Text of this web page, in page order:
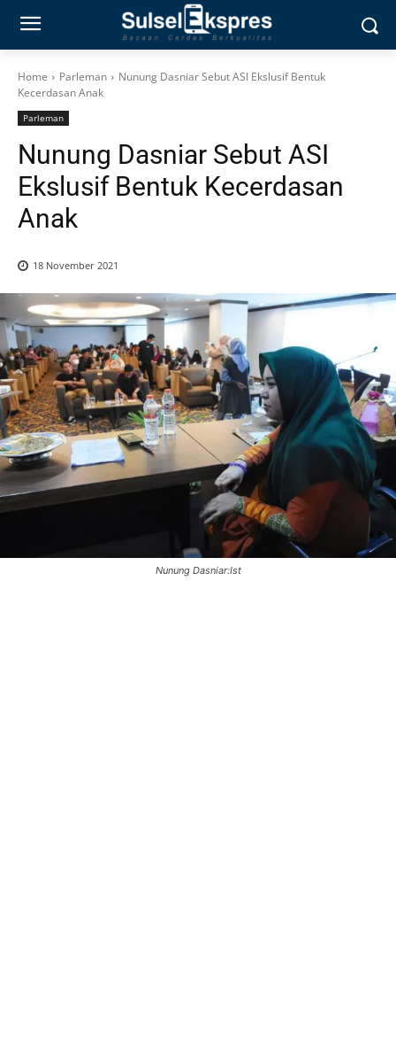
Home Parleman
Nunung Dasniar Sebut ASI Ekslusif Bentuk
Kecerdasan Anak
Parleman
Nunung Dasniar Sebut ASI
Ekslusif Bentuk Kecerdasan
Anak
18 November 2021
Nunung Dasniar:Ist